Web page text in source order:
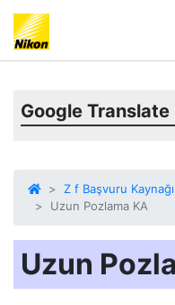
Google Translate
Z f Başvuru Kaynağı
Uzun Pozlama KA
Uzun